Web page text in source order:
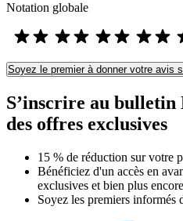
Notation globale
Soyez le premier à donner votre avis
S’inscrire au
des offres exclusives
15 % de réduction sur votre
Bénéficiez d'un accès en
exclusives et bien plus
Soyez les premiers informés